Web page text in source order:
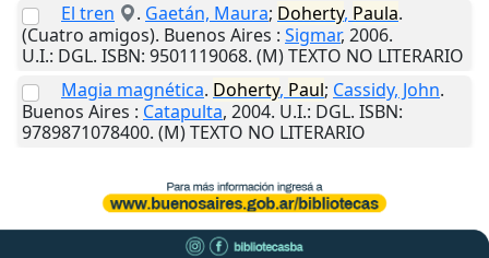
El tren
. Gaetán, Maura; Doherty, Paula.
(Cuatro amigos). Buenos Aires : Sigmar, 2006.
U.I.: DGL. ISBN: 9501119068. (M) TEXTO NO LITERARIO
Magia magnética. Doherty, Paul; Cassidy, John.
Buenos Aires : Catapulta, 2004. U.I.: DGL. ISBN:
9789871078400. (M) TEXTO NO LITERARIO